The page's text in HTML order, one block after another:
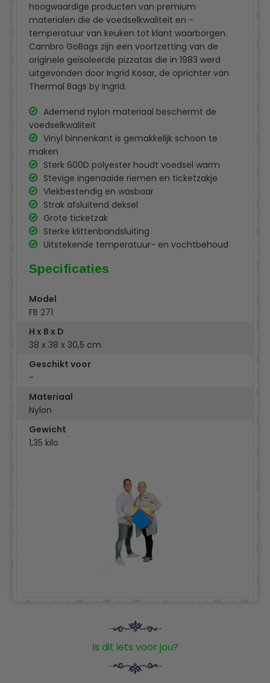
hoogwaardige producten van premium
materialen die de voedselkwaliteit en -
temperatuur van keuken tot klant waarborgen.
Cambro GoBags zijn een voortzetting van de
originele geïsoleerde pizzatas die in 1983 werd
uitgevonden door Ingrid Kosar, de oprichter van
Thermal Bags by Ingrid.
Ademend nylon materiaal beschermt de
voedselkwaliteit
Vinyl binnenkant is gemakkelijk schoon te
maken
Sterk 600D polyester houdt voedsel warm
Stevige ingenaaide riemen en ticketzakje
Vlekbestendig en wasbaar
Strak afsluitend deksel
Grote ticketzak
Sterke klittenbandsluiting
Uitstekende temperatuur- en vochtbehoud
Specificaties
Model
FB 271
H x B x D
38 x 38 x 30,5 cm
Geschikt voor
-
Materiaal
Nylon
Gewicht
1,35 kilo
Is dit iets voor jou?